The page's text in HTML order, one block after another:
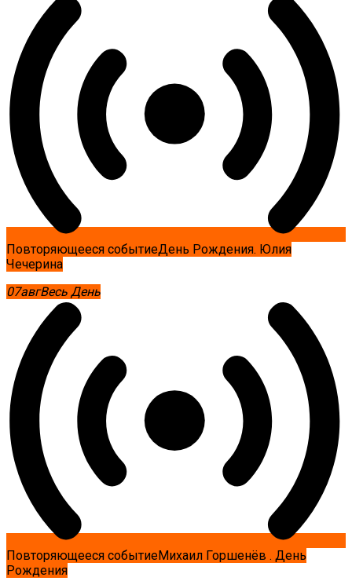
Повторяющееся событиеДень Рождения. Юлия
Чечерина
07авгВесь День
Повторяющееся событиеМихаил Горшенёв . День
Рождения